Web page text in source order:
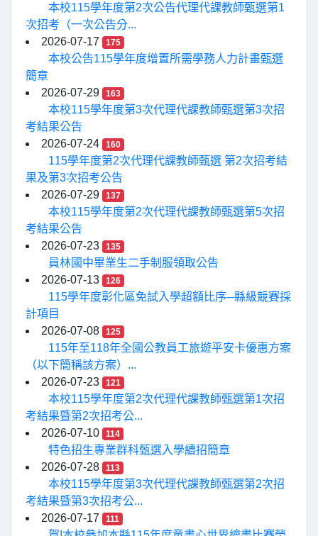
本校115學年度第2次公告代理代課教師甄選第1
次招考（一次公告分...
2026-07-17
175
本校公告115學年度增置所需學務人力計畫甄選
簡章
2026-07-29
163
本校115學年度第3次代理代課教師甄選第3次招
考結果公告
2026-07-24
160
115學年度第2次代理代課教師甄選 第2次招考結
果及第3次招考公告
2026-07-29
137
本校115學年度第2次代理代課教師甄選第5次招
考結果公告
2026-07-23
135
員林國中畢業生二手制服領取公告
2026-07-13
126
115學年度彰化區免試入學超額比序─縣級競賽採
計項目
2026-07-08
125
115年至118年全國公教員工旅遊平安卡優惠方案
（以下簡稱該方案）...
2026-07-23
121
本校115學年度第2次代理代課教師甄選第1次招
考結果暨第2次招考公...
2026-07-10
114
特色招生專業群科甄選入學續招簡章
2026-07-28
113
本校115學年度第3次代理代課教師甄選第2次招
考結果暨第3次招考公...
2026-07-17
111